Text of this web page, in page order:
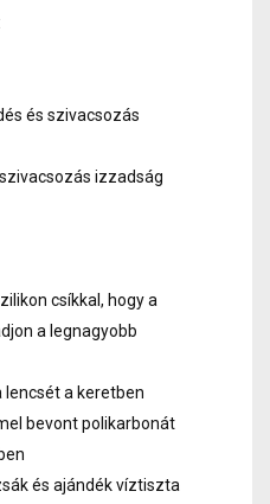
és szivacsozás
izzadság
csíkkal, hogy a
a legnagyobb
lencsét a keretben
bevont polikarbonát
és ajándék víztiszta